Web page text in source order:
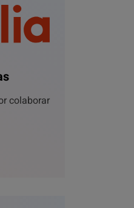
colaborar